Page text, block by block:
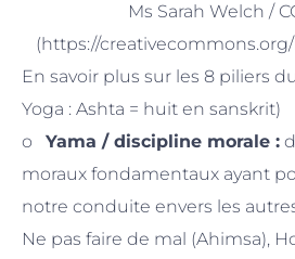
Ms Sarah Welch /
(https://
En savoir plus sur les 8 piliers
Yoga : Ashta = huit en sanskrit)
o Yama / discipline morale :
moraux fondamentaux ayant
notre conduite envers les
Ne pas faire de mal (Ahimsa),